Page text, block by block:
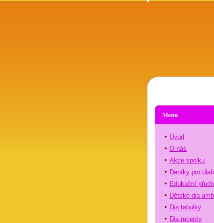
Menu
Úvod
O nás
Akce spolku
Deníky pro
Edukační
Dětské dia
Dia tabulky
Dia recepty